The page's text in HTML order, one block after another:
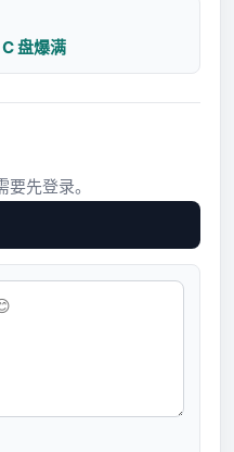
盘爆满
先登录。